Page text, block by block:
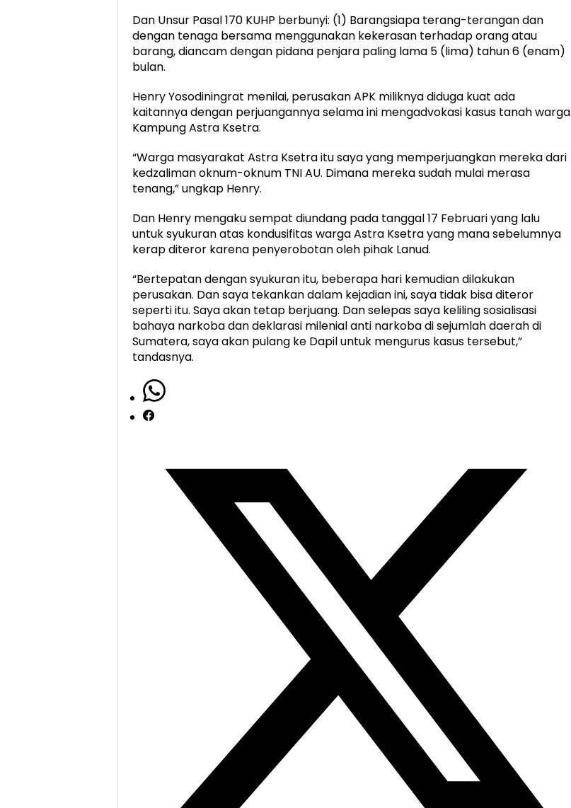
Dan Unsur Pasal 170 KUHP berbunyi: (1) Barangsiapa terang-terangan dan
dengan tenaga bersama menggunakan kekerasan terhadap orang atau
barang, diancam dengan pidana penjara paling lama 5 (lima) tahun 6 (enam)
bulan.
Henry Yosodiningrat menilai, perusakan APK miliknya diduga kuat ada
kaitannya dengan perjuangannya selama ini mengadvokasi kasus tanah warga
Kampung Astra Ksetra.
“Warga masyarakat Astra Ksetra itu saya yang memperjuangkan mereka dari
kedzaliman oknum-oknum TNI AU. Dimana mereka sudah mulai merasa
tenang,” ungkap Henry.
Dan Henry mengaku sempat diundang pada tanggal 17 Februari yang lalu
untuk syukuran atas kondusifitas warga Astra Ksetra yang mana sebelumnya
kerap diteror karena penyerobotan oleh pihak Lanud.
“Bertepatan dengan syukuran itu, beberapa hari kemudian dilakukan
perusakan. Dan saya tekankan dalam kejadian ini, saya tidak bisa diteror
seperti itu. Saya akan tetap berjuang. Dan selepas saya keliling sosialisasi
bahaya narkoba dan deklarasi milenial anti narkoba di sejumlah daerah di
Sumatera, saya akan pulang ke Dapil untuk mengurus kasus tersebut,”
tandasnya.